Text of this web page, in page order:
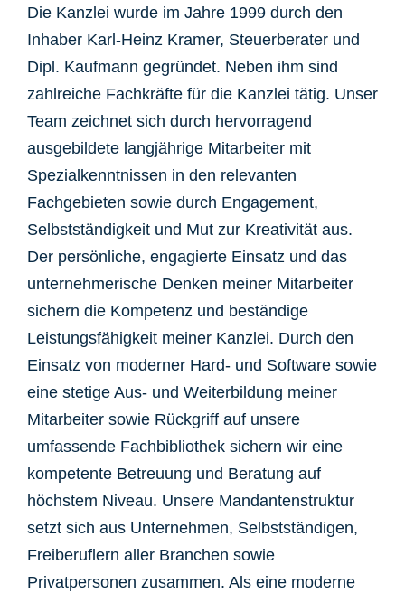
Die Kanzlei wurde im Jahre 1999 durch den
Inhaber Karl-Heinz Kramer, Steuerberater und
Dipl. Kaufmann gegründet. Neben ihm sind
zahlreiche Fachkräfte für die Kanzlei tätig. Unser
Team zeichnet sich durch hervorragend
ausgebildete langjährige Mitarbeiter mit
Spezialkenntnissen in den relevanten
Fachgebieten sowie durch Engagement,
Selbstständigkeit und Mut zur Kreativität aus.
Der persönliche, engagierte Einsatz und das
unternehmerische Denken meiner Mitarbeiter
sichern die Kompetenz und beständige
Leistungsfähigkeit meiner Kanzlei. Durch den
Einsatz von moderner Hard- und Software sowie
eine stetige Aus- und Weiterbildung meiner
Mitarbeiter sowie Rückgriff auf unsere
umfassende Fachbibliothek sichern wir eine
kompetente Betreuung und Beratung auf
höchstem Niveau. Unsere Mandantenstruktur
setzt sich aus Unternehmen, Selbstständigen,
Freiberuflern aller Branchen sowie
Privatpersonen zusammen. Als eine moderne